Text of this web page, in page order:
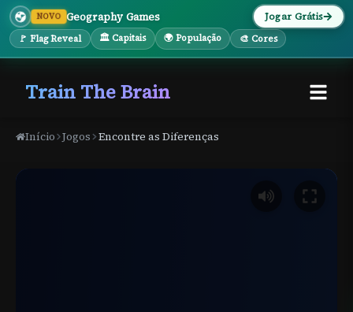
NOVO Geography Games
🚩 Flag Reveal 🏛 Capitais 🌍 População 🎨 Cores
Jogar Grátis
Train The Brain
Início Jogos Encontre as Diferenças